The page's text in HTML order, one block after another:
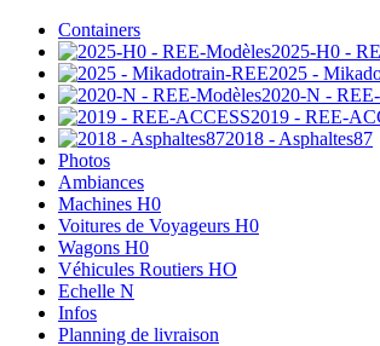
Containers
2025-H0 -
2025 -
2020-N -
2019 - REE-
2018 - Asphaltes87
Photos
Ambiances
Machines H0
Voitures de Voyageurs H0
Wagons H0
Véhicules Routiers HO
Echelle N
Infos
Planning de livraison